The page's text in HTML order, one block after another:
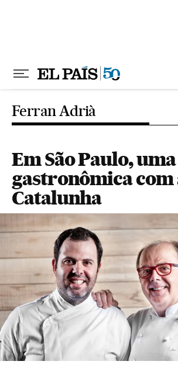
Ferran Adrià
Em São Paulo,
gastronômica com
Catalunha